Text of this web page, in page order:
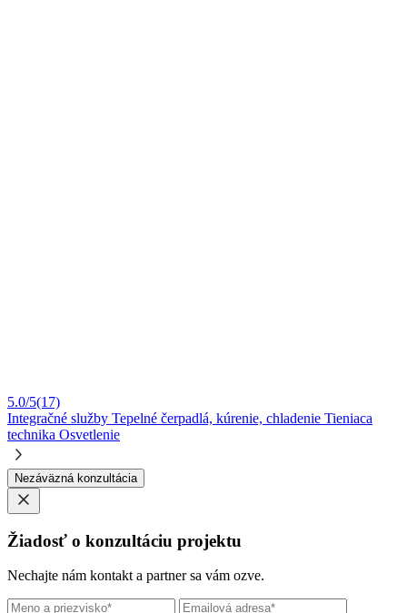
5.0/5(17)
Integračné služby Tepelné čerpadlá, kúrenie, chladenie Tieniaca
technika Osvetlenie
Nezáväzná konzultácia
Žiadosť o konzultáciu projektu
Nechajte nám kontakt a partner sa vám ozve.